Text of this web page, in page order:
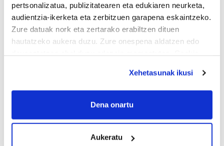
pertsonalizatua, publizitatearen eta edukiaren neurketa,
audientzia-ikerketa eta zerbitzuen garapena eskaintzeko.
Zure datuak nork eta zertarako erabiltzen dituen
hautatzeko aukera duzu. Zure onespena aldatzen edo
If you allow, we would also like to:
Collect information about your geographical
Identify your device by actively scanning it for
Xehetasunak ikusi
Dena onartu
Aukeratu
«Helburuak hasieratik markatzea beti gaiztoa
izaten da»